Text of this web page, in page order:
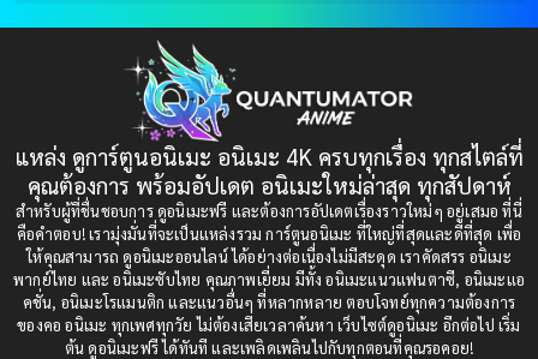
Bondage (ทาส)(1)
(1)
Censored (เซ็นเซอร์)(19)
Comedy (ตลก)(235)
Comedy (ตลก)(85)
Comic Book การ์ตูน(1)
1997
1993
1991
1989
1988
1987
1985
1984
1983
1982
1981
1980
1979
แหล่ง ดูการ์ตูนอนิเมะ อนิเมะ 4K ครบทุกเรื่อง ทุกสไตล์ที่
คุณต้องการ พร้อมอัปเดต อนิเมะใหม่ล่าสุด ทุกสัปดาห์
สำหรับผู้ที่ชื่นชอบการ ดูอนิเมะฟรี และต้องการอัปเดตเรื่องราวใหม่ๆ อยู่เสมอ ที่นี่
คือคำตอบ! เรามุ่งมั่นที่จะเป็นแหล่งรวม การ์ตูนอนิเมะ ที่ใหญ่ที่สุดและดีที่สุด เพื่อ
ให้คุณสามารถ ดูอนิเมะออนไลน์ ได้อย่างต่อเนื่องไม่มีสะดุด เราคัดสรร อนิเมะ
พากย์ไทย และ อนิเมะซับไทย คุณภาพเยี่ยม มีทั้ง อนิเมะแนวแฟนตาซี, อนิเมะแอ
คชั่น, อนิเมะโรแมนติก และแนวอื่นๆ ที่หลากหลาย ตอบโจทย์ทุกความต้องการ
ของคอ อนิเมะ ทุกเพศทุกวัย ไม่ต้องเสียเวลาค้นหา เว็บไซต์ดูอนิเมะ อีกต่อไป เริ่ม
ต้น ดูอนิเมะฟรี ได้ทันที และเพลิดเพลินไปกับทุกตอนที่คุณรอคอย!